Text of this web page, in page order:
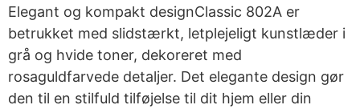
Elegant og kompakt designClassic 802A er
betrukket med slidstærkt, letplejeligt kunstlæder i
grå og hvide toner, dekoreret med
rosaguldfarvede detaljer. Det elegante design gør
den til en stilfuld tilføjelse til dit hjem eller din